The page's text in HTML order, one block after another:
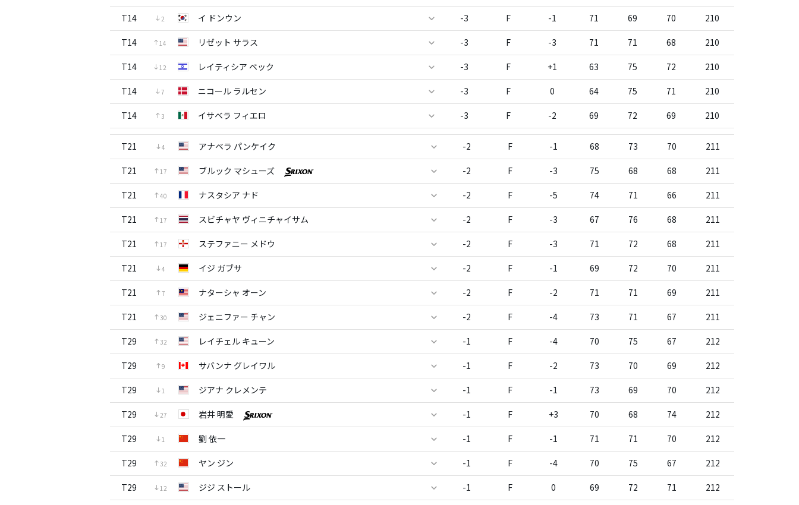
T14 2 イ ドンウン -3 F -1 71 69 70 210
T14 14 リゼット サラス -3 F -3 71 71 68 210
T14 12 レイティシア ベック -3 F +1 63 75 72 210
T14 7 ニコール ラルセン -3 F 0 64 75 71 210
T14 3 イサベラ フィエロ -3 F -2 69 72 69 210
T21 4 アナベラ パンケイク -2 F -1 68 73 70 211
T21 17 ブルック マシューズ -2 F -3 75 68 68 211
T21 40 ナスタシア ナド -2 F -5 74 71 66 211
T21 17 スビチャヤ ヴィニチャイサム -2 F -3 67 76 68 211
T21 17 ステファニー メドウ -2 F -3 71 72 68 211
T21 4 イジ ガブサ -2 F -1 69 72 70 211
T21 7 ナターシャ オーン -2 F -2 71 71 69 211
T21 30 ジェニファー チャン -2 F -4 73 71 67 211
T29 32 レイチェル キューン -1 F -4 70 75 67 212
T29 9 サバンナ グレイワル -1 F -2 73 70 69 212
T29 1 ジアナ クレメンテ -1 F -1 73 69 70 212
T29 27 岩井 明愛 -1 F +3 70 68 74 212
T29 1 劉 依一 -1 F -1 71 71 70 212
T29 32 ヤン ジン -1 F -4 70 75 67 212
T29 12 ジジ ストール -1 F 0 69 72 71 212